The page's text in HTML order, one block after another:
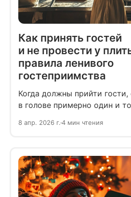
Как принять гостей
и не провести у
правила ленивого
гостеприимства
Когда должны прийти гости,
в голове примерно один и
пространства есть ценный
8 апр. 2026 г.4 мин чтения